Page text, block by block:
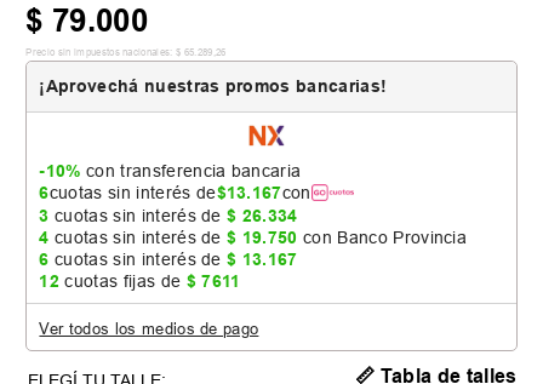
$ 79.000
Precio sin impuestos nacionales: $ 65 289 26
¡Aprovechá nuestras promos bancarias!
-10% con transferencia bancaria
6cuotas sin interés de$13.167con
3 cuotas sin interés de$ 26.334
4 cuotas sin interés de$ 19.750 con Banco Provincia
6 cuotas sin interés de$ 13.167
12 cuotas fijas de $ 7611
Ver todos los medios de pago
📏 Tabla de talles